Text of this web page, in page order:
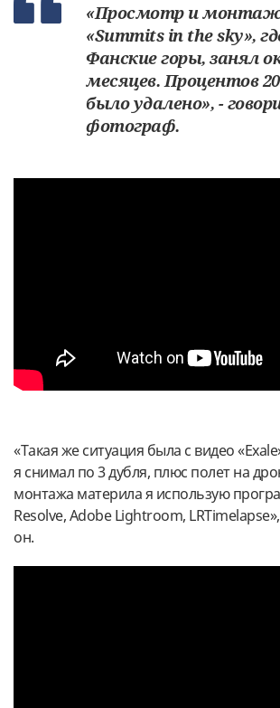
«Просмотр и монтаж
«Summits in the sky»,
Фанские горы, занял
месяцев. Процентов
было удалено», -
фотограф.
«Такая же ситуация была с видео
я снимал по 3 дубля, плюс полет на
монтажа материла я использую
Resolve, Adobe Lightroom,
он.